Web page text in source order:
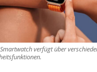
verfügt über